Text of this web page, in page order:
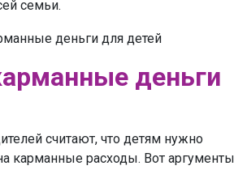
семьи.
деньги
считают, что детям нужно
карманные расходы. Вот аргументы